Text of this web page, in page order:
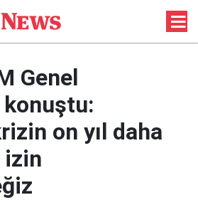
Genel
on yıl daha
izin